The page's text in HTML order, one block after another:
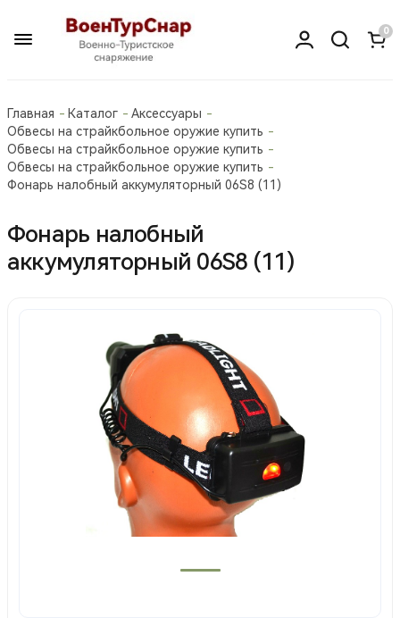
0
Главная Каталог
Аксессуары
Обвесы на страйкбольное оружие купить
Обвесы на страйкбольное оружие купить
Обвесы на страйкбольное оружие купить
Фонарь налобный аккумуляторный 06S8 (11)
Фонарь налобный
аккумуляторный 06S8 (11)